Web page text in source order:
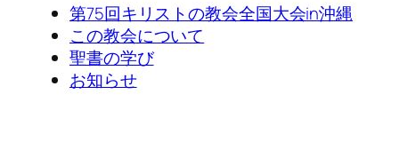
第75回キリストの教会全国大会in沖縄
この教会について
聖書の学び
お知らせ